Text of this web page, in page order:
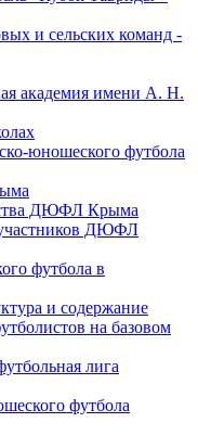
и сельских команд -
академия имени А. Н.
юношеского футбола
ДЮФЛ Крыма
ДЮФЛ
футбола в
и содержание
на базовом
лига
футбола